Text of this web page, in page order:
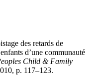
des retards de
d’une communauté
Child & Family
p. 117–123.